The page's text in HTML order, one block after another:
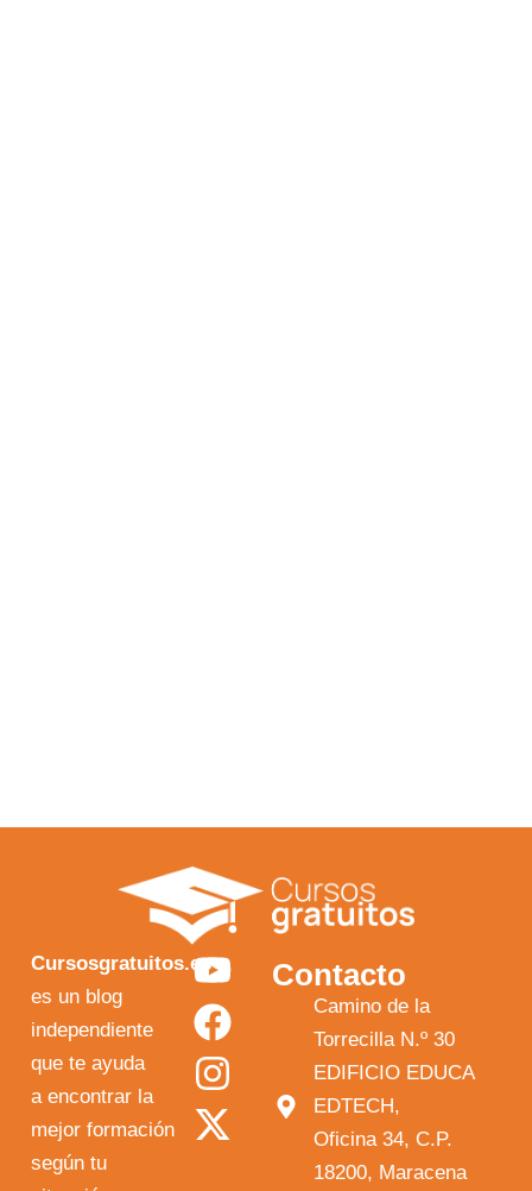
Cursosgratuitos.es
es un blog
independiente
que te ayuda
a encontrar la
mejor formación
según tu
Y
o
u
t
u
F
a
c
e
b
I
n
s
t
a
X
-
t
w
i
Contacto
Camino de la
Torrecilla N.º 30
EDIFICIO EDUCA
EDTECH,
Oficina 34, C.P.
18200, Maracena